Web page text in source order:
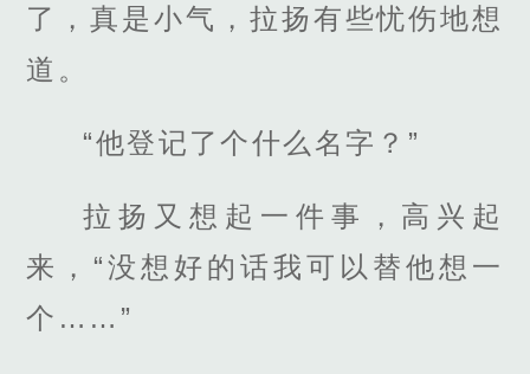
了，真是小气，拉扬有些忧伤地想
道。
“他登记了个什么名字？”
拉扬又想起一件事，高兴起
来，“没想好的话我可以替他想一
个……”